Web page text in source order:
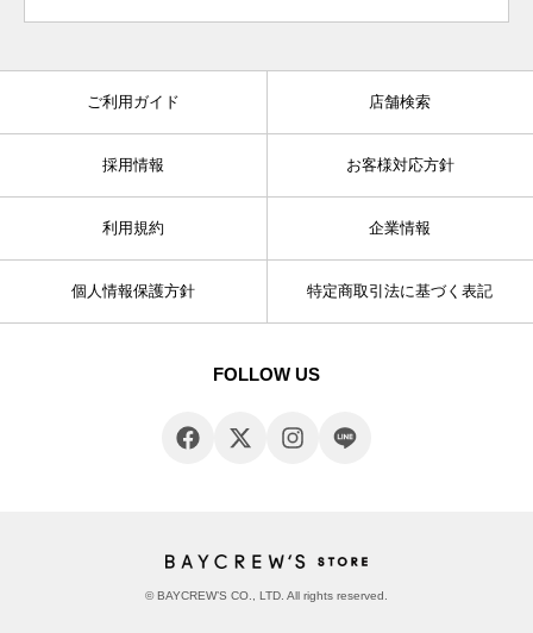
ご利用ガイド 店舗検索
採用情報 お客様対応方針
利用規約 企業情報
個人情報保護方針 特定商取引法に基づく表記
FOLLOW US
© BAYCREW’S CO., LTD. All rights reserved.